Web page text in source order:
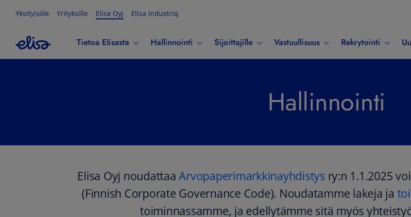
Yksityisille Yrityksille Elisa Oyj Elisa Industriq
Tietoa Elisasta Hallinnointi Sijoittajille Vastuullisuus Rekrytointi
Hallinnointi
Elisa Oyj noudattaaArvopaperimarkkinayhdistys ry:n 1.1.2025
(Finnish Corporate Governance Code). Noudatamme lakeja ja
toiminnassamme, ja edellytämme sitä myös